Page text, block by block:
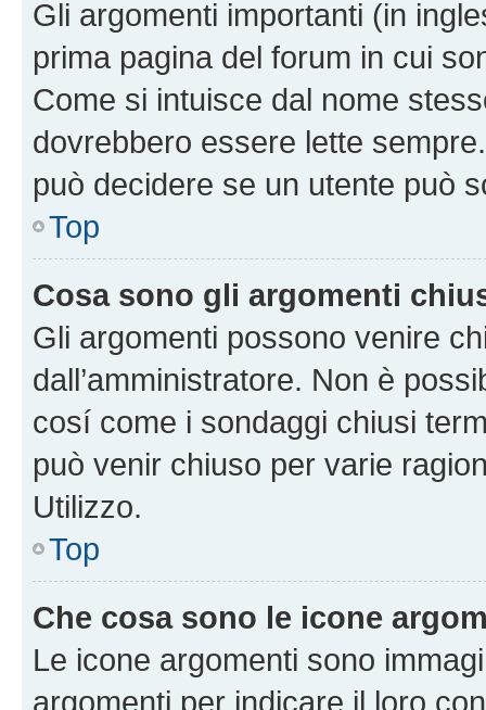
Gli argomenti importanti (in
prima pagina del forum in cui
Come si intuisce dal nome
dovrebbero essere lette
può decidere se un utente può
Top
Cosa sono gli argomenti
Gli argomenti possono venire
dall’amministratore. Non è
cosí come i sondaggi chiusi
può venir chiuso per varie
Utilizzo.
Top
Che cosa sono le icone
Le icone argomenti sono
argomenti per indicare il loro